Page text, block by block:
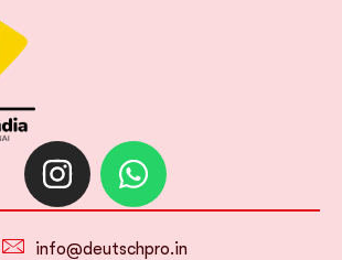
info@deutschpro.in